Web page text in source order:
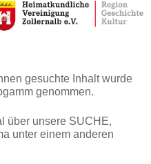
gesuchte Inhalt wurde
genommen.
über unsere SUCHE,
unter einem anderen